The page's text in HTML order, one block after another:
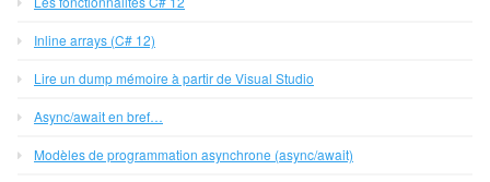
Inline arrays (C# 12)
Lire un dump mémoire à partir de Visual Studio
Async/await en bref…
Modèles de programmation asynchrone (async/await)